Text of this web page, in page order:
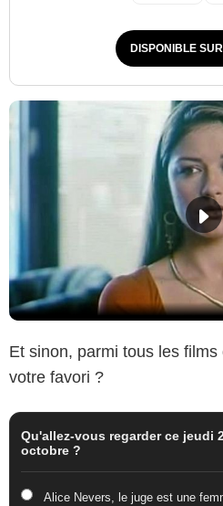
DISPONIBLE
Et sinon, parmi tous les
votre favori ?
Qu'allez-vous regarder ce jeudi
octobre ?
Alice Nevers, le juge est une